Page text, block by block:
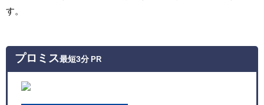
す。
プロミス最短3分 PR